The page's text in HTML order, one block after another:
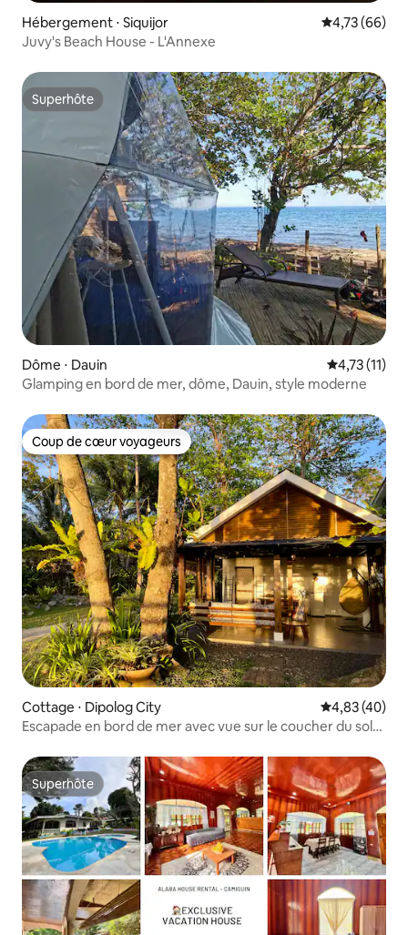
Hébergement ⋅ Siquijor Évaluation
4,73 (66)
Juvy's Beach House - L'Annexe
Superhôte
Superhôte
Dôme ⋅ Dauin Évaluation
4,73 (11)
Glamping en bord de mer, dôme, Dauin, style moderne
Coup de cœur voyageurs
Coup de cœur voyageurs
Cottage ⋅ Dipolog City Évaluation
4,83 (40)
Escapade en bord de mer avec vue sur le coucher du soleil
Superhôte
Superhôte